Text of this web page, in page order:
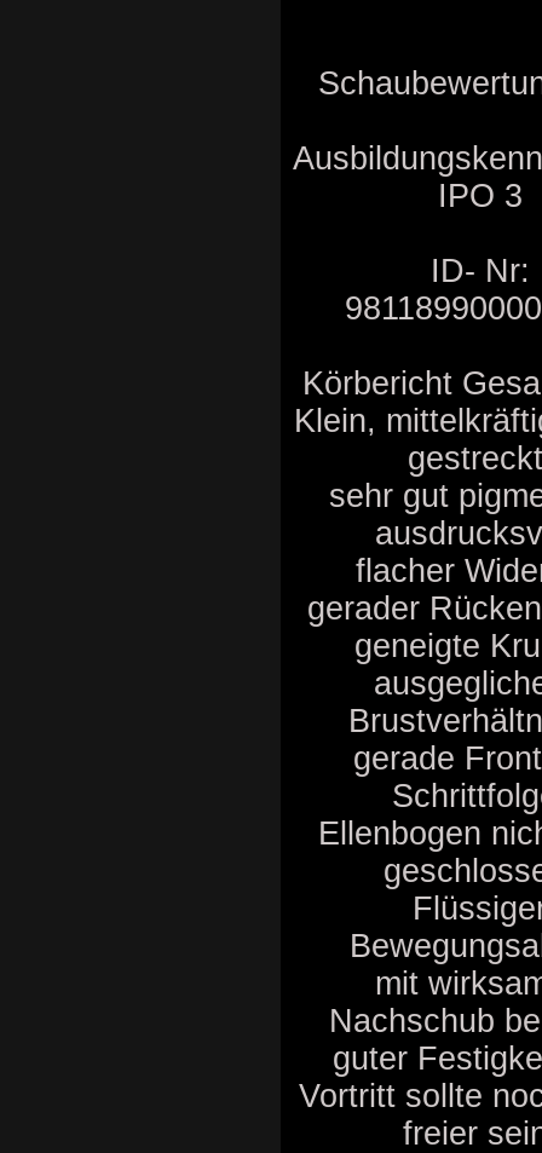
IPO 3
ID- Nr:
Körbericht
Klein,
sehr gut
flacher
gerader
geneigte
gerade
Ellenbogen
mit
Nachschub
guter
Vortritt sollte
freier